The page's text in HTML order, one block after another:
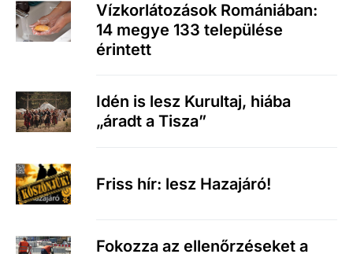
Vízkorlátozások Romániában:
14 megye 133 települése
érintett
Idén is lesz Kurultaj, hiába
„áradt a Tisza”
Friss hír: lesz Hazajáró!
Fokozza az ellenőrzéseket a